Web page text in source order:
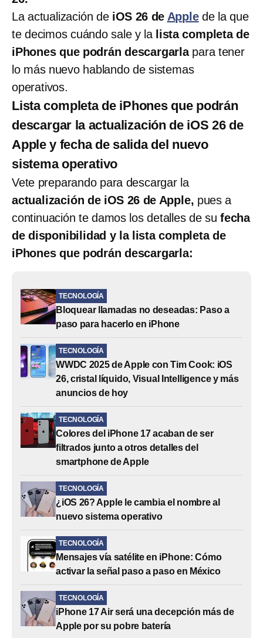
La actualización de iOS 26 de Applede la que
te decimos cuándo sale y lalista completa de
iPhones que podrán descargarlapara tener
lo más nuevo hablando de sistemas
operativos.
Lista completa de iPhones que podrán
descargar la actualización de iOS 26 de
Apple y fecha de salida del nuevo
sistema operativo
Vete preparando para descargar la
actualización de iOS 26 de Apple, pues a
continuación te damos los detalles de su fecha
de disponibilidad y la lista completa de
iPhones que podrán descargarla:
TECNOLOGÍA
Bloquear llamadas no deseadas: Paso a
paso para hacerlo en iPhone
TECNOLOGÍA
WWDC 2025 de Apple con Tim Cook: iOS
26, cristal líquido, Visual Intelligence y más
anuncios de hoy
TECNOLOGÍA
Colores del iPhone 17 acaban de ser
filtrados junto a otros detalles del
smartphone de Apple
TECNOLOGÍA
¿iOS 26? Apple le cambia el nombre al
nuevo sistema operativo
TECNOLOGÍA
Mensajes vía satélite en iPhone: Cómo
activar la señal paso a paso en México
TECNOLOGÍA
iPhone 17 Air será una decepción más de
Apple por su pobre batería